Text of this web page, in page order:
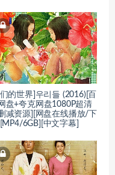
们的世界]우리들 (2016)[百
盘+夸克网盘1080P超清
减资源][网盘在线播放/下
6GB][中文字幕]